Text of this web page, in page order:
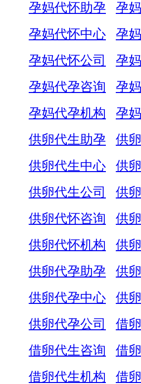
孕妈代怀助孕
孕
孕妈代怀中心
孕
孕妈代怀公司
孕
孕妈代孕咨询
孕
孕妈代孕机构
孕
供卵代生助孕
供
供卵代生中心
供
供卵代生公司
供
供卵代怀咨询
供
供卵代怀机构
供
供卵代孕助孕
供
供卵代孕中心
供
供卵代孕公司
借
借卵代生咨询
借
借卵代生机构
借